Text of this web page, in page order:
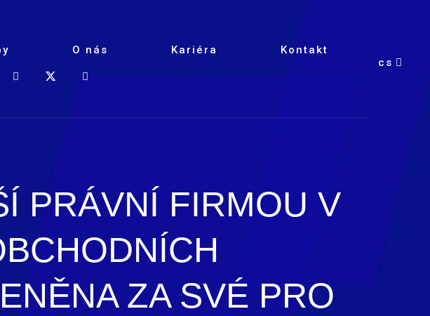
O nás Kariéra
Kontakt
cs
PRÁVNÍ FIRMOU V
ZA SVÉ PRO